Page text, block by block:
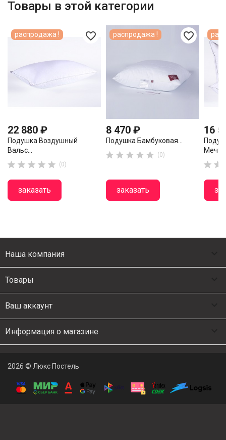
Товары в этой категории
favorite_border
22 880 ₽
Подушка Воздушный
Вальс...
     (0)
заказать
распродажа ! favorite_border
8 470 ₽
Подушка Бамбуковая...
     (0)
заказать
распродажа !
16
 
Наша компания
Товары
Ваш аккаунт
Информация о магазине
2026 © Люкс Постель